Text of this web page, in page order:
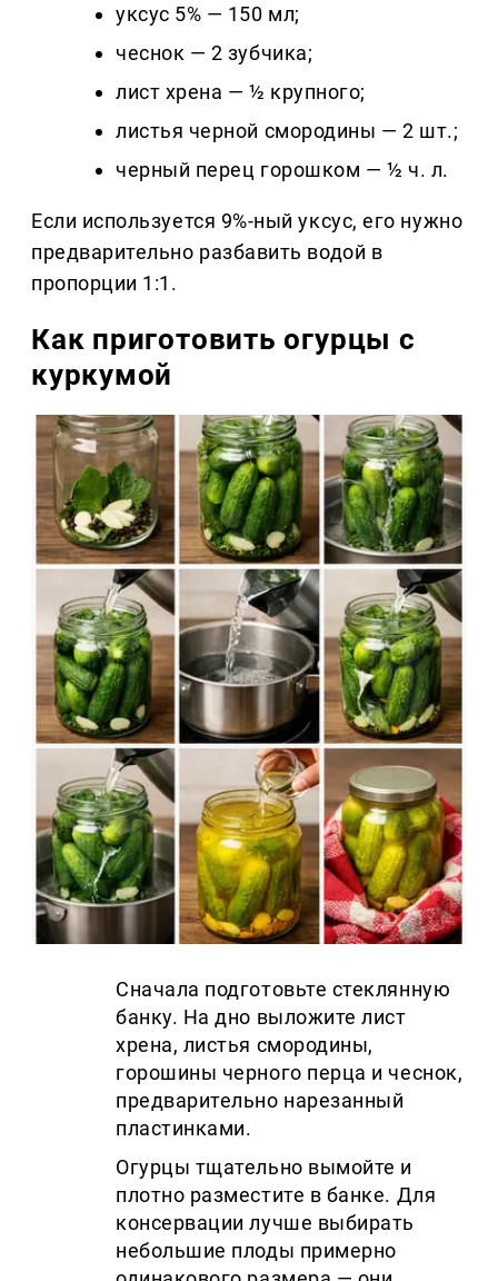
уксус 5% — 150 мл;
чеснок — 2 зубчика;
лист хрена — ½ крупного;
листья черной смородины — 2 шт.;
черный перец горошком — ½ ч. л.
Если используется 9%-ный уксус, его нужно
предварительно разбавить водой в
пропорции 1:1.
Как приготовить огурцы с
куркумой
Сначала подготовьте стеклянную
банку. На дно выложите лист
хрена, листья смородины,
горошины черного перца и чеснок,
предварительно нарезанный
пластинками.
Огурцы тщательно вымойте и
плотно разместите в банке. Для
консервации лучше выбирать
небольшие плоды примерно